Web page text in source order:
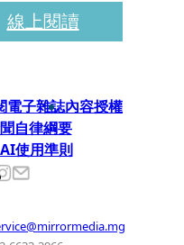
線上閱讀
電子雜誌內容授權
自律綱要
使用準則